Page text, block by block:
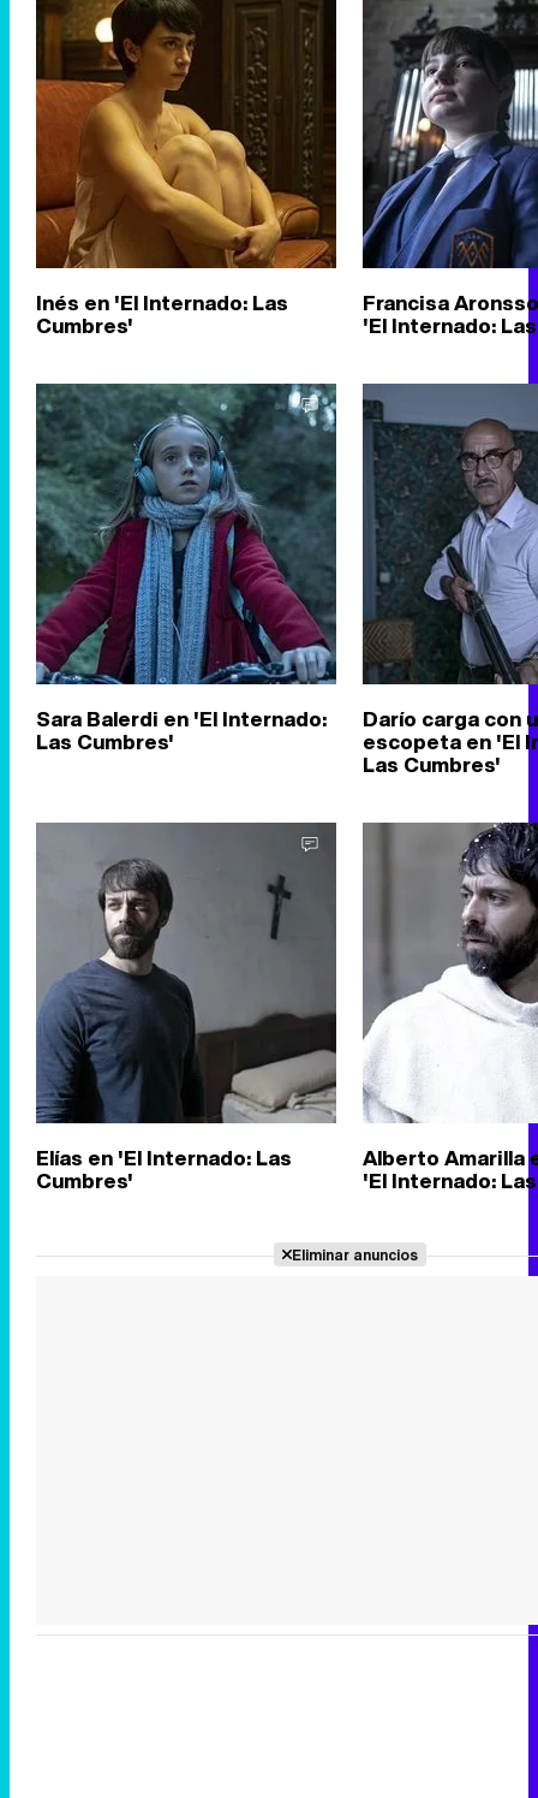
Inés en 'El Internado: Las
Cumbres'
Francisa
'El Internado:
Sara Balerdi en 'El Internado:
Las Cumbres'
Darío carga con
escopeta en 'El
Las Cumbres'
Elías en 'El Internado: Las
Cumbres'
Alberto Amarilla
'El Internado:
Eliminar anuncios